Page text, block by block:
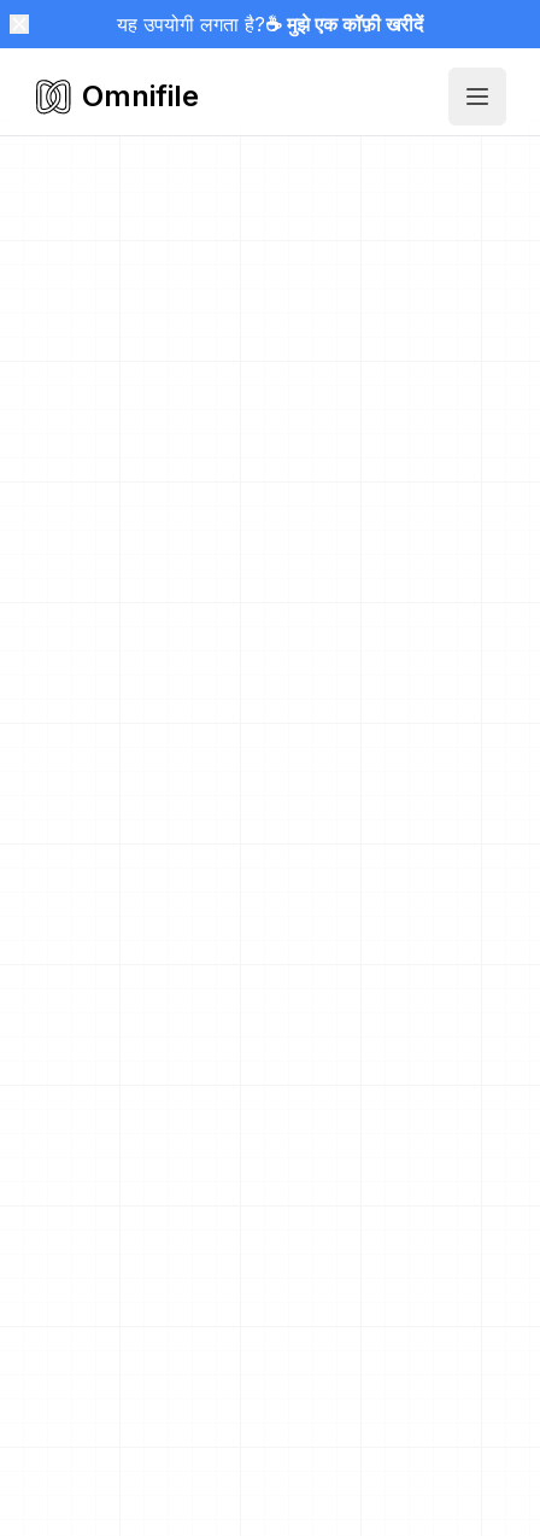
यह उपयोगी लगता है?☕ मुझे एक कॉफ़ी खरीदें
Omnifile